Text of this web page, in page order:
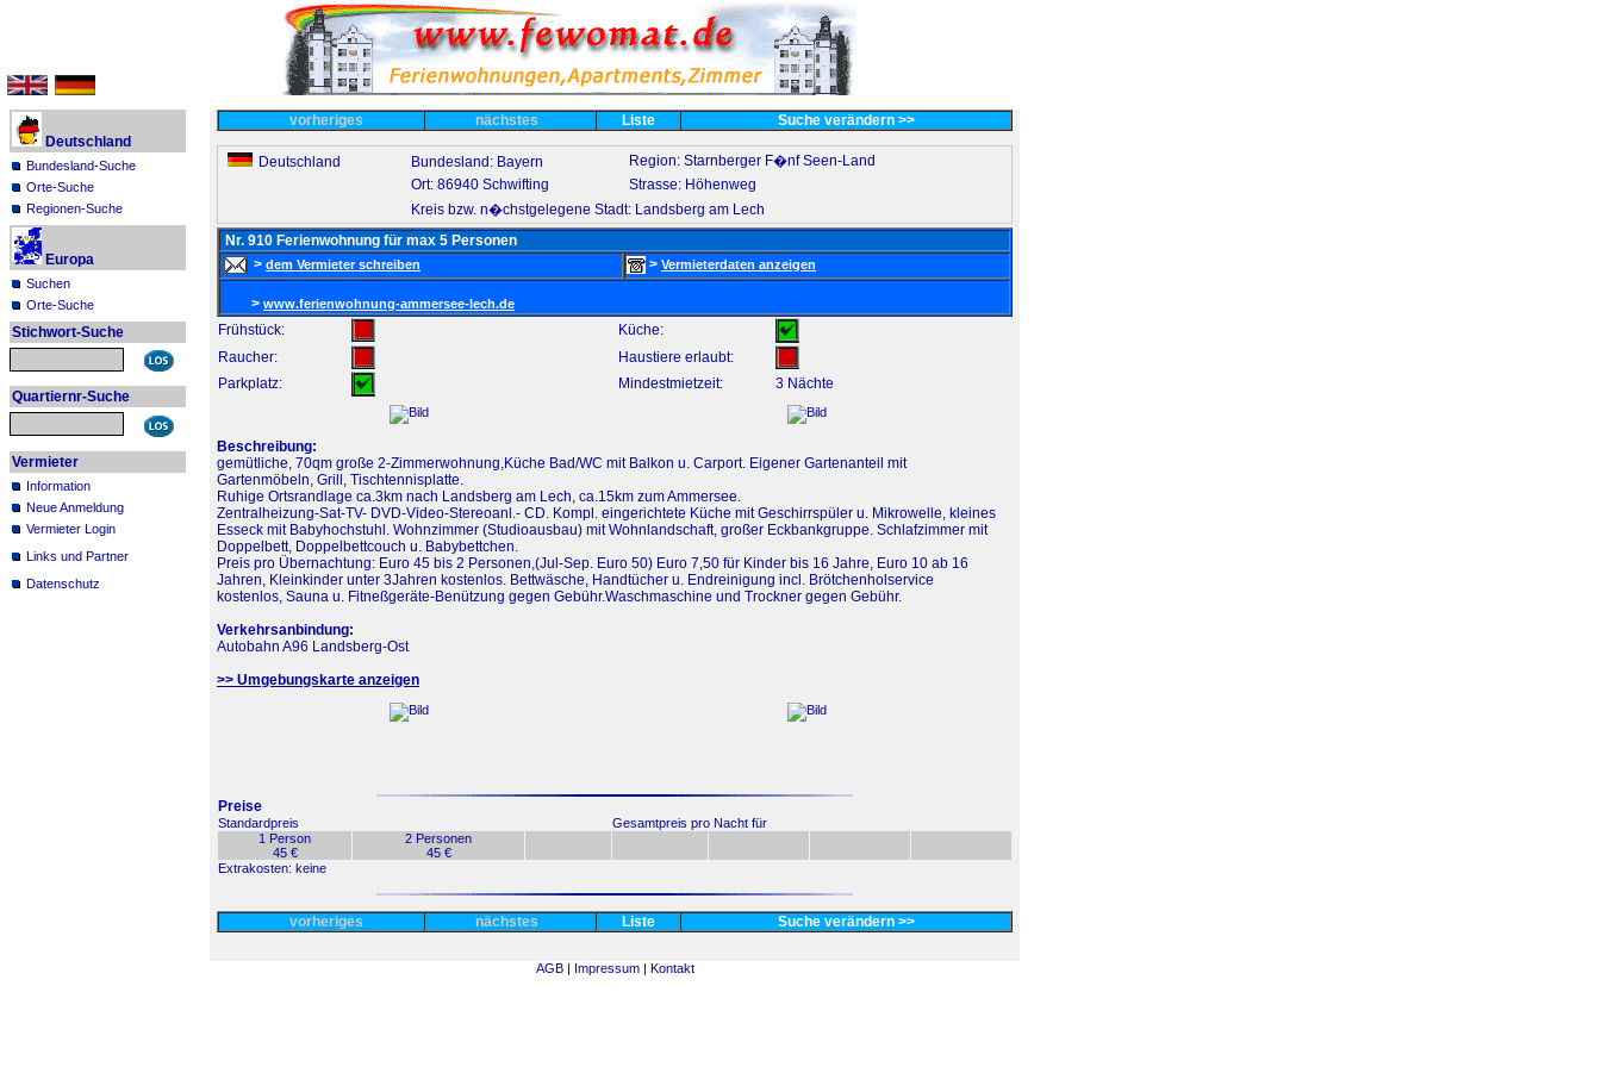
Deutschland
Bundesland-Suche
Orte-Suche
Regionen-Suche
Europa
Suchen
Orte-Suche
Stichwort-Suche
Quartiernr-Suche
Vermieter
Information
Neue Anmeldung
Vermieter Login
Links und Partner
Datenschutz
vorheriges nächstes Liste Suche verändern >>
Deutschland Bundesland: Bayern
Region: Starnberger F�nf Seen-Land
Ort: 86940 Schwifting
Strasse: Höhenweg
Kreis bzw. n�chstgelegene Stadt: Landsberg am Lech
Nr. 910 Ferienwohnung für max 5 Personen
> dem Vermieter schreiben > Vermieterdaten anzeigen
> www.ferienwohnung-ammersee-lech.de
Frühstück:
Küche:
Raucher:
Haustiere erlaubt:
Parkplatz:
Mindestmietzeit: 3 Nächte
Beschreibung:
gemütliche, 70qm große 2-Zimmerwohnung,Küche Bad/WC mit Balkon u. Carport. Eigener Gartenanteil mit
Gartenmöbeln, Grill, Tischtennisplatte.
Ruhige Ortsrandlage ca.3km nach Landsberg am Lech, ca.15km zum Ammersee.
Zentralheizung-Sat-TV- DVD-Video-Stereoanl.- CD. Kompl. eingerichtete Küche mit Geschirrspüler u. Mikrowelle, kleines
Esseck mit Babyhochstuhl. Wohnzimmer (Studioausbau) mit Wohnlandschaft, großer Eckbankgruppe. Schlafzimmer mit
Doppelbett, Doppelbettcouch u. Babybettchen.
Preis pro Übernachtung: Euro 45 bis 2 Personen,(Jul-Sep. Euro 50) Euro 7,50 für Kinder bis 16 Jahre, Euro 10 ab 16
Jahren, Kleinkinder unter 3Jahren kostenlos. Bettwäsche, Handtücher u. Endreinigung incl. Brötchenholservice
kostenlos, Sauna u. Fitneßgeräte-Benützung gegen Gebühr.Waschmaschine und Trockner gegen Gebühr.
Verkehrsanbindung:
Autobahn A96 Landsberg-Ost
>> Umgebungskarte anzeigen
Preise
Standardpreis
Gesamtpreis pro Nacht für
1 Person
45 €
2 Personen
45 €
Extrakosten: keine
vorheriges nächstes Liste Suche verändern >>
AGB | Impressum | Kontakt